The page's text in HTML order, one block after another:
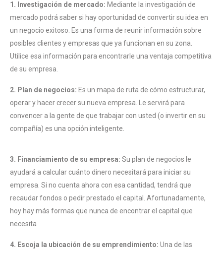
1. Investigación de mercado: Mediante la investigación de
mercado podrá saber si hay oportunidad de convertir su idea en
un negocio exitoso. Es una forma de reunir información sobre
posibles clientes y empresas que ya funcionan en su zona.
Utilice esa información para encontrarle una ventaja competitiva
de su empresa.
2. Plan de negocios: Es un mapa de ruta de cómo estructurar,
operar y hacer crecer su nueva empresa. Le servirá para
convencer a la gente de que trabajar con usted (o invertir en su
compañía) es una opción inteligente.
3. Financiamiento de su empresa: Su plan de negocios le
ayudará a calcular cuánto dinero necesitará para iniciar su
empresa. Si no cuenta ahora con esa cantidad, tendrá que
recaudar fondos o pedir prestado el capital. Afortunadamente,
hoy hay más formas que nunca de encontrar el capital que
necesita
4. Escoja la ubicación de su emprendimiento: Una de las